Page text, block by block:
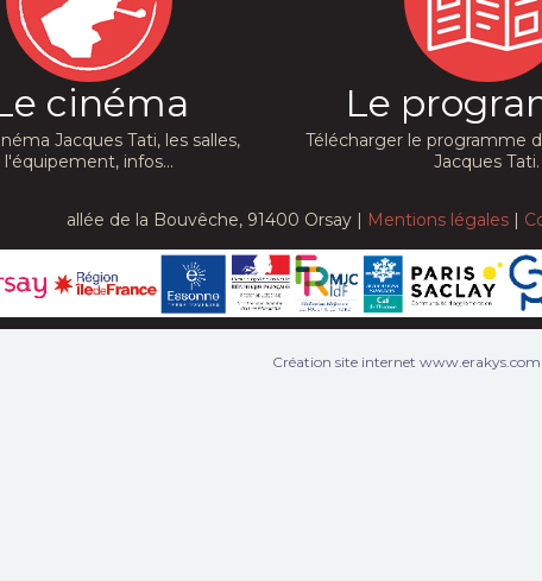
cinéma
Jacques Tati, les salles,
l'équipement, infos...
Le
Télécharger le programme
Jacques Tati.
allée de la Bouvêche, 91400 Orsay | Mentions légales|
Création site internet www.erakys.com